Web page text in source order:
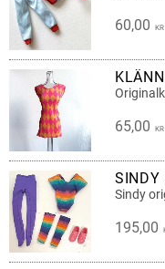
60,00 KR
65,00 KR
SINDY
Sindy
195,00